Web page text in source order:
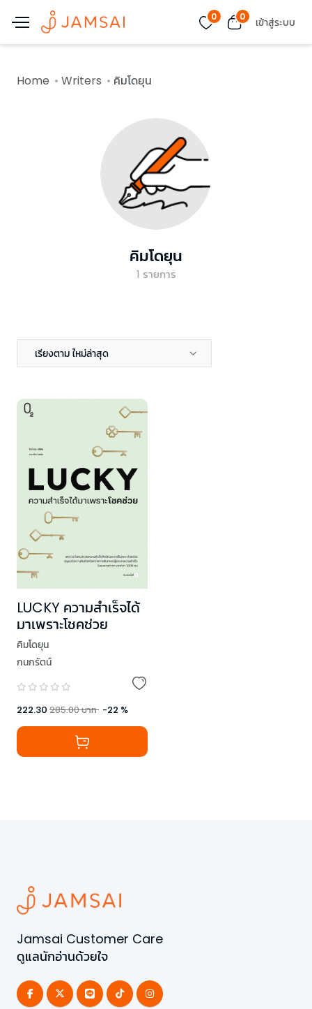
0 0 เข้าสู่ระบบ
Home Writers คิมโดยุน
คิมโดยุน
1 รายการ
เรียงตาม ใหม่ล่าสุด
LUCKY ความสำเร็จได้
มาเพราะโชคช่วย
คิมโดยุน
กนกรัตน์
222.30 285.00บาท -22 %
Jamsai Customer Care
ดูแลนักอ่านด้วยใจ